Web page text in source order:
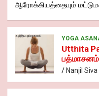
ஆரோக்கியத்தையும்
YOGA
Utthita
பத்மாசனம்
Nanjil Siva